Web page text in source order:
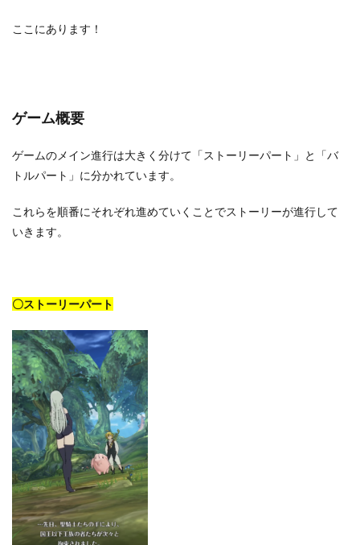
ここにあります！
ゲーム概要
ゲームのメイン進行は大きく分けて「ストーリーパート」と「バ
トルパート」に分かれています。
これらを順番にそれぞれ進めていくことでストーリーが進行して
いきます。
〇ストーリーパート